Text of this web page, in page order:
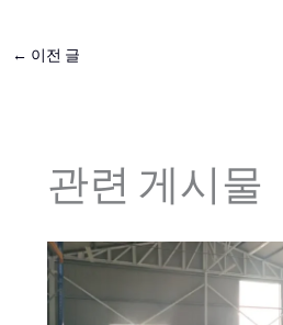
← 이전 글
관련 게시물